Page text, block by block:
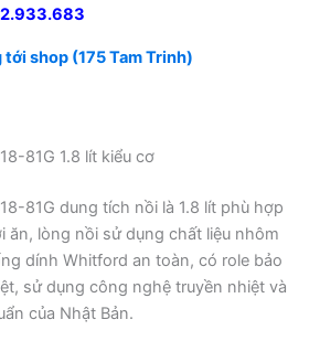
tới shop (175 Tam Trinh)
81G 1.8 lít kiểu cơ
81G dung tích nồi là 1.8 lít phù hợp
ăn, lòng nồi sử dụng chất liệu nhôm
dính Whitford an toàn, có role bảo
sử dụng công nghệ truyền nhiệt và
của Nhật Bản.